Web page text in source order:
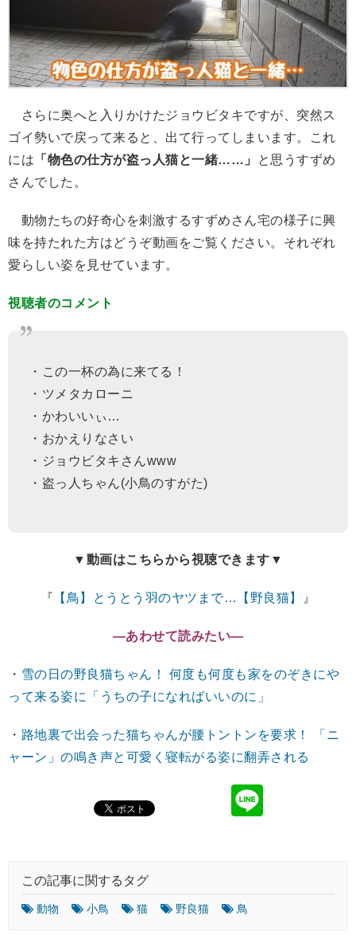
さらに奥へと入りかけたジョウビタキですが、突然ス
ゴイ勢いで戻って来ると、出て行ってしまいます。これ
には 「物色の仕方が盗っ人猫と一緒……」
と思うすずめ
さんでした。
動物たちの好奇心を刺激するすずめさん宅の様子に興
味を持たれた方はどうぞ動画をご覧ください。それぞれ
愛らしい姿を見せています。
視聴者のコメント
・この一杯の為に来てる！
・ツメタカローニ
・かわいいぃ…
・おかえりなさい
・ジョウビタキさんwww
・盗っ人ちゃん(小鳥のすがた)
▼動画はこちらから視聴できます▼
『 【鳥】とうとう羽のヤツまで…【野良猫】 』
―あわせて読みたい―
・ 雪の日の野良猫ちゃん！ 何度も何度も家をのぞきにや
って来る姿に「うちの子になればいいのに」
・ 路地裏で出会った猫ちゃんが腰トントンを要求！ 「ニ
ャーン」の鳴き声と可愛く寝転がる姿に翻弄される
この記事に関するタグ
動物 小鳥 猫 野良猫 鳥